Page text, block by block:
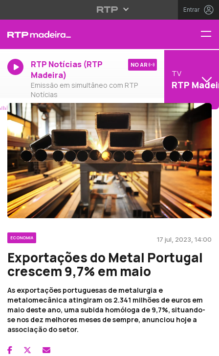
Entrar
RTP Notícias (RTP
Madeira)
Emissão em simultâneo com RTP
Notícias
NO AR
TV
RTP
ECONOMIA 17 jul, 2023, 14:00
Exportações do Metal Portugal
crescem 9,7% em maio
As exportações portuguesas de metalurgia e
metalomecânica atingiram os 2.341 milhões de euros em
maio deste ano, uma subida homóloga de 9,7%, situando-
se nos dez melhores meses de sempre, anunciou hoje a
associação do setor.